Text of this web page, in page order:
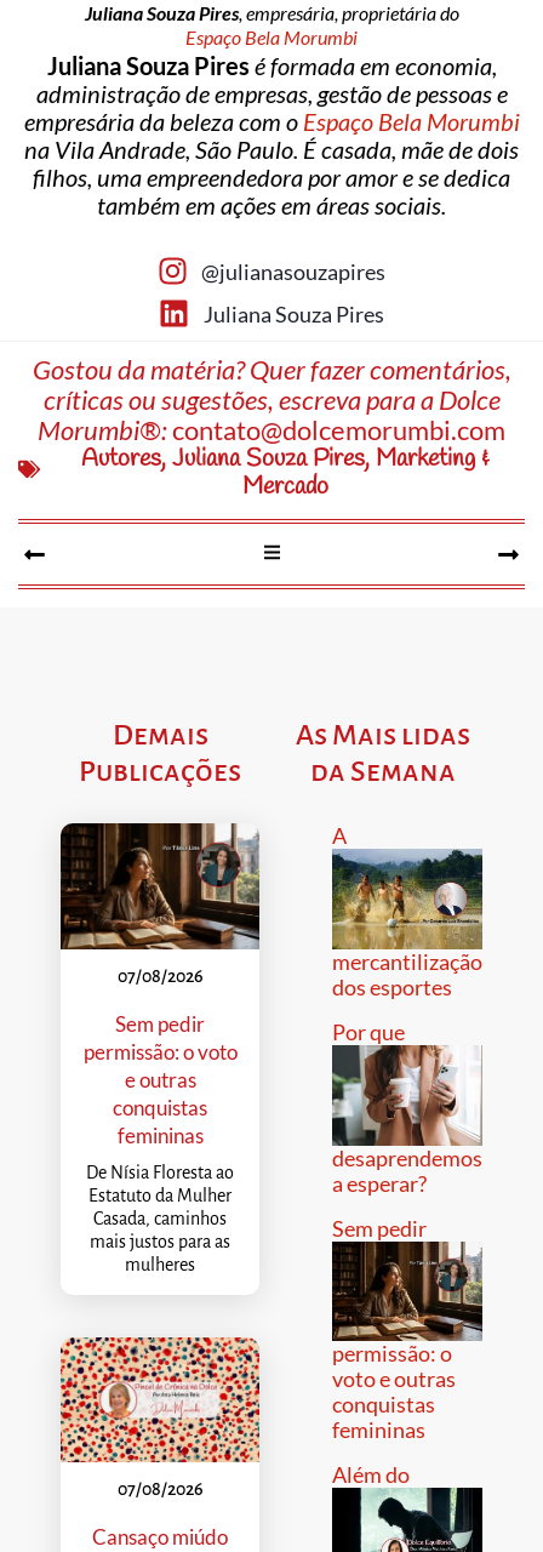
Juliana Souza Pires, empresária, proprietária do
Espaço Bela Morumbi
Juliana Souza Pires é formada em economia,
administração de empresas, gestão de pessoas e
empresária da beleza com o Espaço Bela Morumbi
na Vila Andrade, São Paulo. É casada, mãe de dois
filhos, uma empreendedora por amor e se dedica
também em ações em áreas sociais.
@julianasouzapires
Juliana Souza Pires
Gostou da matéria? Quer fazer comentários,
críticas ou sugestões, escreva para a Dolce
Morumbi®:contato@dolcemorumbi.com
Autores,Juliana Souza Pires, Marketing &
Mercado
Demais
Publicações
07/08/2026
Sem pedir
permissão: o voto
e outras
conquistas
femininas
De Nísia Floresta ao
Estatuto da Mulher
Casada, caminhos
mais justos para as
mulheres
07/08/2026
Cansaço miúdo
As Mais lidas
da Semana
A
mercantilização
dos esportes
Por que
desaprendemos
a esperar?
Sem pedir
permissão: o
voto e outras
conquistas
femininas
Além do